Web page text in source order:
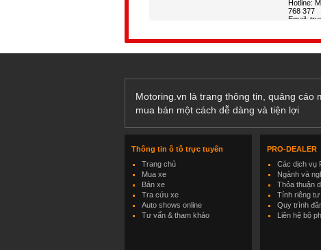
Motoring.vn là trang thông tin, quảng
mua bán một cách dễ dàng và tiện lợi
Thông tin ô tô trực tuyến
Trang chủ
Mua xe
Bán xe
Tra cứu xe
Auto shows online
Tư vấn & tham khảo
PRO-DEALER
Các dịch vụ
Ngành và
Thỏa thuận
Tính riêng tư
Quy trình
Liên hệ bộ